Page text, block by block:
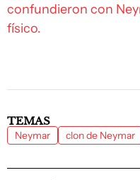
confundieron con
físico.
TEMAS
Neymar clon de Neymar